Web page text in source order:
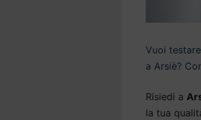
Vuoi
a Arsiè?
Risiedi a
la tua